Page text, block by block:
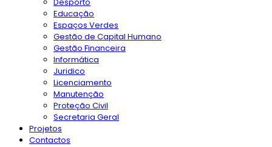
Desporto
Educação
Espaços Verdes
Gestão de Capital Humano
Gestão Financeira
Informática
Juridico
Licenciamento
Manutenção
Proteção Civil
Secretaria Geral
Projetos
Contactos